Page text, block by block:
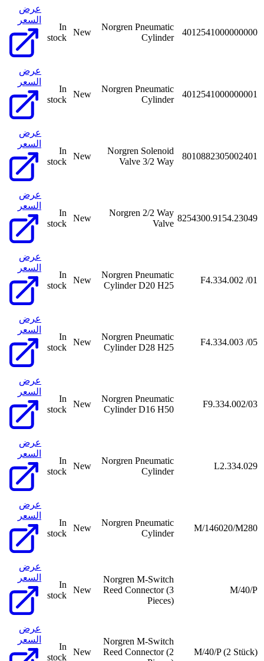
4012541000000000
Norgren Pneumatic
Cylinder
New
In
stock
عرض
السعر
4012541000000001
Norgren Pneumatic
Cylinder
New
In
stock
عرض
السعر
8010882305002401
Norgren Solenoid
Valve 3/2 Way
New
In
stock
عرض
السعر
8254300.9154.23049
Norgren 2/2 Way
Valve
New
In
stock
عرض
السعر
F4.334.002 /01
Norgren Pneumatic
Cylinder D20 H25
New
In
stock
عرض
السعر
F4.334.003 /05
Norgren Pneumatic
Cylinder D28 H25
New
In
stock
عرض
السعر
F9.334.002/03
Norgren Pneumatic
Cylinder D16 H50
New
In
stock
عرض
السعر
L2.334.029
Norgren Pneumatic
Cylinder
New
In
stock
عرض
السعر
M/146020/M280
Norgren Pneumatic
Cylinder
New
In
stock
عرض
السعر
M/40/P
Norgren M-Switch
Reed Connector (3
Pieces)
New
In
stock
عرض
السعر
M/40/P (2 Stück)
Norgren M-Switch
Reed Connector (2
New
In
stock
عرض
السعر